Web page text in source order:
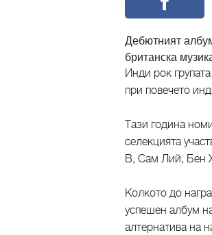
Дебютният
британска
Инди рок
при повечето
Тази година
селекцията
B, Сам Лий, Бен
Колкото до
успешен албум
алтернатива на